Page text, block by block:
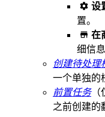
设
置。
在
细信息
创建待处理
一个单独的
前置任务（
之前创建的